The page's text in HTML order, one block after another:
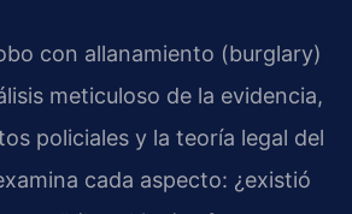
con allanamiento (burglary)
meticuloso de la evidencia,
policiales y la teoría legal del
cada aspecto: ¿existió